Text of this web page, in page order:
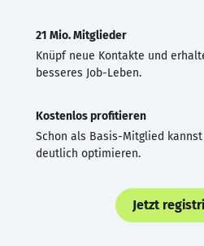
21 Mio. Mitglieder
Knüpf neue Kontakte und
besseres Job-Leben.
Kostenlos profitieren
Schon als Basis-Mitglied kannst
deutlich optimieren.
Jetzt